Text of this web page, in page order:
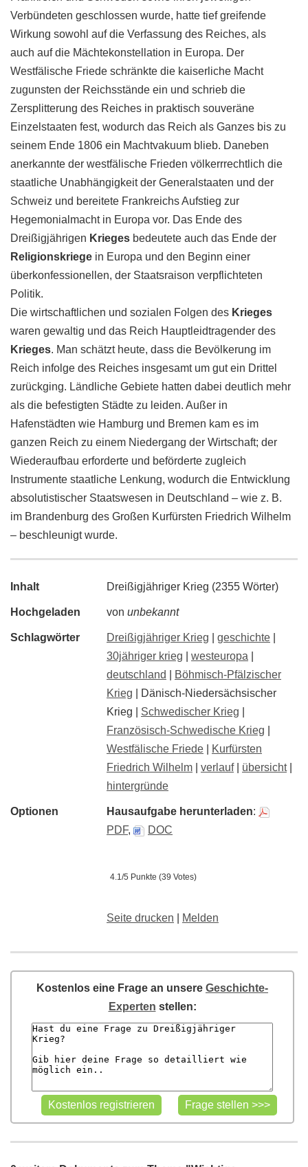
Verbündeten geschlossen wurde, hatte tief greifende
Wirkung sowohl auf die Verfassung des Reiches, als
auch auf die Mächtekonstellation in Europa. Der
Westfälische Friede schränkte die kaiserliche Macht
zugunsten der Reichsstände ein und schrieb die
Zersplitterung des Reiches in praktisch souveräne
Einzelstaaten fest, wodurch das Reich als Ganzes bis zu
seinem Ende 1806 ein Machtvakuum blieb. Daneben
anerkannte der westfälische Frieden völkerrrechtlich die
staatliche Unabhängigkeit der Generalstaaten und der
Schweiz und bereitete Frankreichs Aufstieg zur
Hegemonialmacht in Europa vor. Das Ende des
Dreißigjährigen Krieges bedeutete auch das Ende der
Religionskriege in Europa und den Beginn einer
überkonfessionellen, der Staatsraison verpflichteten
Politik.
Die wirtschaftlichen und sozialen Folgen des Krieges
waren gewaltig und das Reich Hauptleidtragender des
Krieges. Man schätzt heute, dass die Bevölkerung im
Reich infolge des Reiches insgesamt um gut ein Drittel
zurückging. Ländliche Gebiete hatten dabei deutlich mehr
als die befestigten Städte zu leiden. Außer in
Hafenstädten wie Hamburg und Bremen kam es im
ganzen Reich zu einem Niedergang der Wirtschaft; der
Wiederaufbau erforderte und beförderte zugleich
Instrumente staatliche Lenkung, wodurch die Entwicklung
absolutistischer Staatswesen in Deutschland – wie z. B.
im Brandenburg des Großen Kurfürsten Friedrich Wilhelm
– beschleunigt wurde.
Inhalt Dreißigjähriger Krieg (2355 Wörter)
Hochgeladen von unbekannt
Schlagwörter Dreißigjähriger Krieg geschichte
30jähriger krieg
westeuropa
deutschland
Böhmisch-Pfälzischer
Krieg | Dänisch-Niedersächsischer
Krieg | Schwedischer Krieg
Französisch-Schwedische Krieg
Westfälische Friede
Kurfürsten
Friedrich Wilhelm
verlauf| übersicht|
hintergründe
Optionen Hausaufgabe herunterladen:
PDF, DOC
4.1/5 Punkte (39 Votes)
Seite drucken Melden
Kostenlos eine Frage an unsere Geschichte-
Experten stellen: